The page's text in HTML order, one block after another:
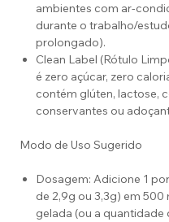
ambientes com ar-
durante o trabalho/
prolongado).
Clean Label (Rótulo
é zero açúcar, zero
contém glúten, lactose,
conservantes ou
Modo de Uso Sugerido
Dosagem: Adicione 1
de 2,9g ou 3,3g) em 500
gelada (ou a quantidade